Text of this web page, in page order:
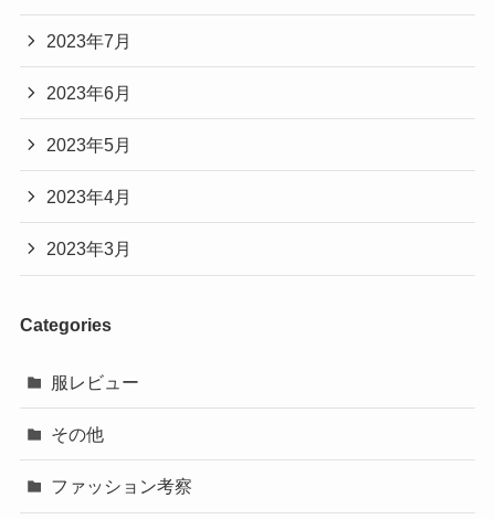
2023年7月
2023年6月
2023年5月
2023年4月
2023年3月
Categories
服レビュー
その他
ファッション考察